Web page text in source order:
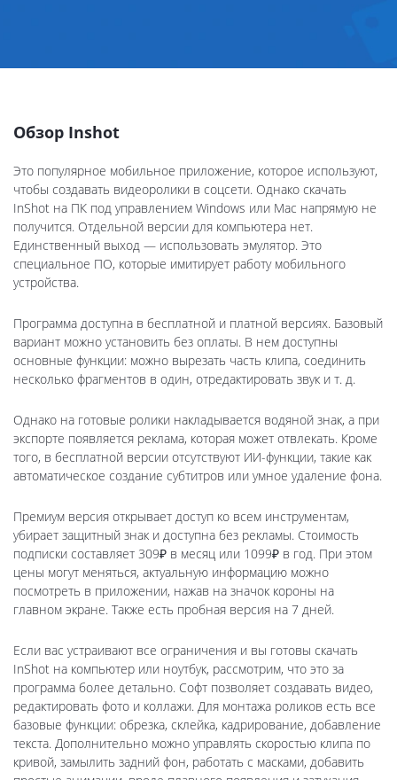
Обзор Inshot
Это популярное мобильное приложение, которое используют,
чтобы создавать видеоролики в соцсети. Однако скачать
InShot на ПК под управлением Windows или Mac напрямую не
получится. Отдельной версии для компьютера нет.
Единственный выход — использовать эмулятор. Это
специальное ПО, которые имитирует работу мобильного
устройства.
Программа доступна в бесплатной и платной версиях. Базовый
вариант можно установить без оплаты. В нем доступны
основные функции: можно вырезать часть клипа, соединить
несколько фрагментов в один, отредактировать звук и т. д.
Однако на готовые ролики накладывается водяной знак, а при
экспорте появляется реклама, которая может отвлекать. Кроме
того, в бесплатной версии отсутствуют ИИ-функции, такие как
автоматическое создание субтитров или умное удаление фона.
Премиум версия открывает доступ ко всем инструментам,
убирает защитный знак и доступна без рекламы. Стоимость
подписки составляет 309₽ в месяц или 1099₽ в год. При этом
цены могут меняться, актуальную информацию можно
посмотреть в приложении, нажав на значок короны на
главном экране. Также есть пробная версия на 7 дней.
Если вас устраивают все ограничения и вы готовы скачать
InShot на компьютер или ноутбук, рассмотрим, что это за
программа более детально. Софт позволяет создавать видео,
редактировать фото и коллажи. Для монтажа роликов есть все
базовые функции: обрезка, склейка, кадрирование, добавление
текста. Дополнительно можно управлять скоростью клипа по
кривой, замылить задний фон, работать с масками, добавить